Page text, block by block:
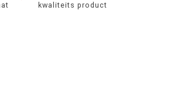
kwaliteits product